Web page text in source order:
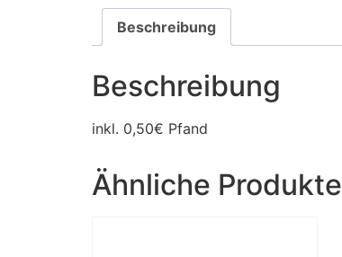
Beschreibung
Beschreibung
inkl. 0,50€ Pfand
Ähnliche Produkte